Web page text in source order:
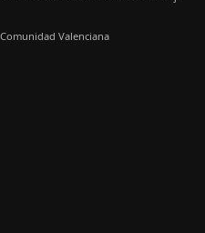
Comunidad Valenciana